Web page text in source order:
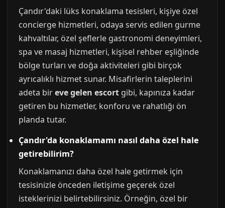
Çandır'daki lüks konaklama tesisleri, kişiye özel
concierge hizmetleri, odaya servis edilen gurme
kahvaltılar, özel şeflerle gastronomi deneyimleri,
spa ve masaj hizmetleri, kişisel rehber eşliğinde
bölge turları ve doğa aktiviteleri gibi birçok
ayrıcalıklı hizmet sunar. Misafirlerin taleplerini
adeta bireve gelen escort gibi, kapınıza kadar
getiren bu hizmetler, konforu ve rahatlığı ön
planda tutar.
Çandır'da konaklamamı nasıl daha özel hale
getirebilirim?
Konaklamanızı daha özel hale getirmek için
tesisinizle önceden iletişime geçerek özel
isteklerinizi belirtebilirsiniz. Örneğin, özel bir